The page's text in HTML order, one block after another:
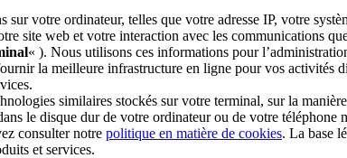
votre ordinateur, telles que votre adresse IP, votre
site web et votre interaction avec les communications
« ). Nous utilisons ces informations pour
la meilleure infrastructure en ligne pour vos activités
similaires stockés sur votre terminal, sur la
le disque dur de votre ordinateur ou de votre téléphone
consulter notre politique en matière de cookies. La base
et services.